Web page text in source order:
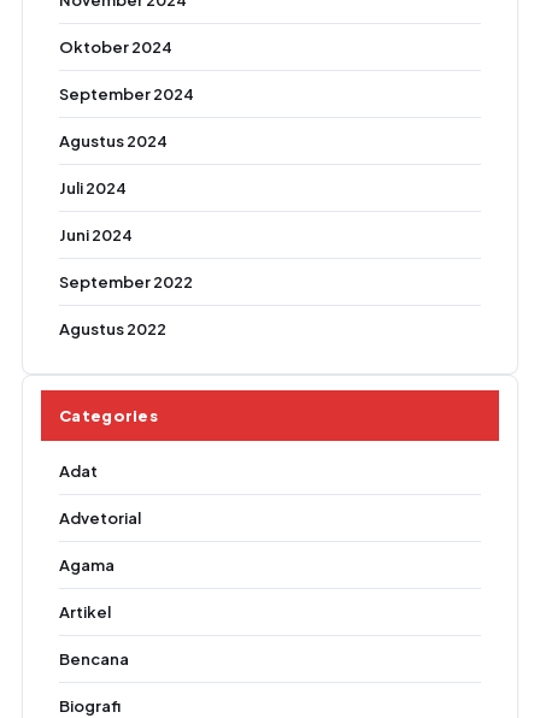
Oktober 2024
September 2024
Agustus 2024
Juli 2024
Juni 2024
September 2022
Agustus 2022
Categories
Adat
Advetorial
Agama
Artikel
Bencana
Biografi